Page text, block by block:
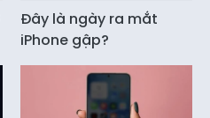
Đây là ngày ra mắt
iPhone gập?